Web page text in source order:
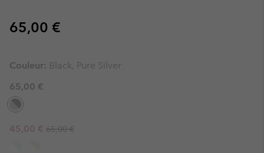
Regular price:
65,00 €
Couleur: Black, Pure Silver
65,00 €
Sale price:
45,00 € Regular price:
65,00 €